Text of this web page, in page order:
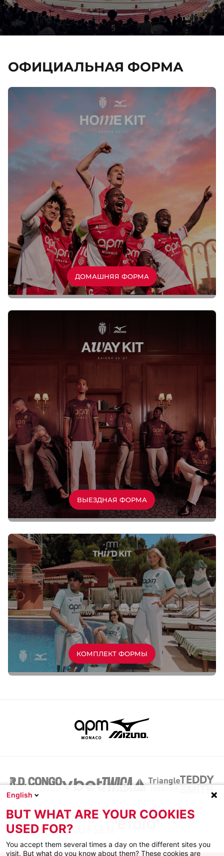
ОФИЦИАЛЬНАЯ ФОРМА
ДОМАШНЯЯ ФОРМА
ВЫЕЗДНАЯ ФОРМА
КОМПЛЕКТ ФОРМЫ
English
BUT WHAT ARE YOUR COOKIES
USED FOR?
You accept them several times a day on the different sites you
visit. But what do you know about them? These cookies are